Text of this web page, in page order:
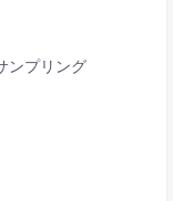
ンプリング